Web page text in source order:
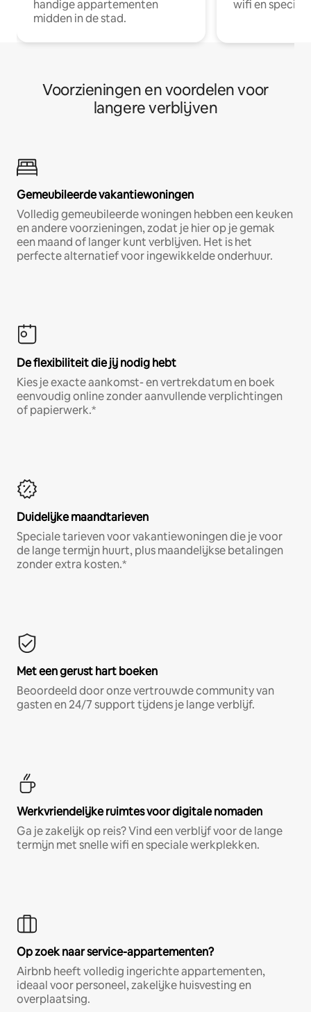
handige appartementen
midden in de stad.
wifi en
Voorzieningen en voordelen voor
langere verblijven
Gemeubileerde vakantiewoningen
Volledig gemeubileerde woningen hebben een keuken
en andere voorzieningen, zodat je hier op je gemak
een maand of langer kunt verblijven. Het is het
perfecte alternatief voor ingewikkelde onderhuur.
De flexibiliteit die jij nodig hebt
Kies je exacte aankomst- en vertrekdatum en boek
eenvoudig online zonder aanvullende verplichtingen
of papierwerk.*
Duidelijke maandtarieven
Speciale tarieven voor vakantiewoningen die je voor
de lange termijn huurt, plus maandelijkse betalingen
zonder extra kosten.*
Met een gerust hart boeken
Beoordeeld door onze vertrouwde community van
gasten en 24/7 support tijdens je lange verblijf.
Werkvriendelijke ruimtes voor digitale nomaden
Ga je zakelijk op reis? Vind een verblijf voor de lange
termijn met snelle wifi en speciale werkplekken.
Op zoek naar service-appartementen?
Airbnb heeft volledig ingerichte appartementen,
ideaal voor personeel, zakelijke huisvesting en
overplaatsing.